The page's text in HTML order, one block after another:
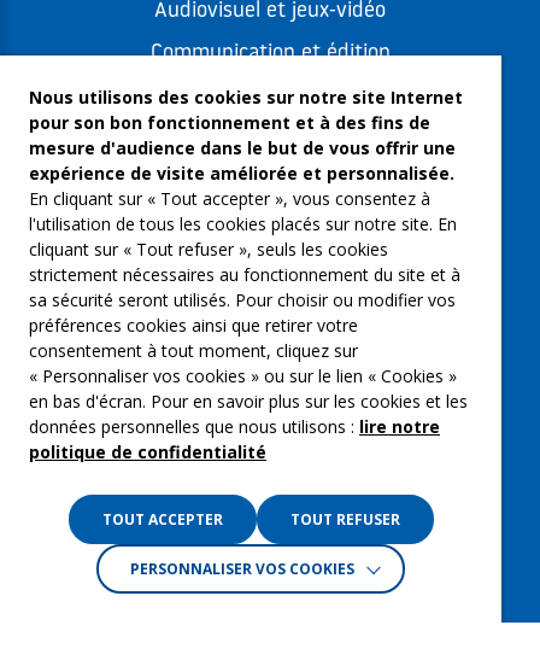
Audiovisuel et jeux-vidéo
Communication et édition
Freelances et artistes-auteurs
Musique et spectacles
Qui sommes-nous ?
Groupe Emargence
C’moi le chef
Actualités
Contactez nous
Mentions légales
Gestion des cookies
Crédits :La Jungle
Nous utilisons des cookies sur notre site Internet
pour son bon fonctionnement et à des fins de
mesure d'audience dans le but de vous offrir une
expérience de visite améliorée et personnalisée.
En cliquant sur « Tout accepter », vous consentez à
l'utilisation de tous les cookies placés sur notre site. En
cliquant sur « Tout refuser », seuls les cookies
strictement nécessaires au fonctionnement du site et à
sa sécurité seront utilisés. Pour choisir ou modifier vos
préférences cookies ainsi que retirer votre
consentement à tout moment, cliquez sur
« Personnaliser vos cookies » ou sur le lien « Cookies »
en bas d'écran. Pour en savoir plus sur les cookies et les
données personnelles que nous utilisons : lire notre
politique de confidentialité
TOUT ACCEPTER TOUT REFUSER
PERSONNALISER VOS COOKIES